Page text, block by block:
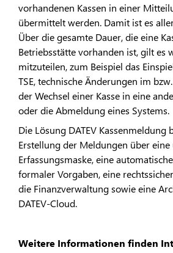
vorhandenen Kassen in einer
übermittelt werden. Damit ist es
Über die gesamte Dauer, die eine
Betriebsstätte vorhanden ist, gilt es
mitzuteilen, zum Beispiel das
TSE, technische Änderungen im
der Wechsel einer Kasse in eine
oder die Abmeldung eines Systems.
Die Lösung DATEV Kassenmeldung
Erstellung der Meldungen über
Erfassungsmaske, eine
formaler Vorgaben, eine
die Finanzverwaltung sowie eine
DATEV-Cloud.
Weitere Informationen finden